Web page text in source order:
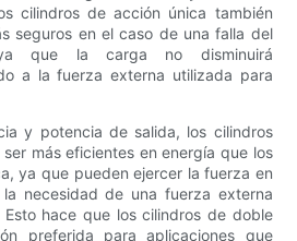
cilindros de acción única también
seguros en el caso de una falla del
que la carga no disminuirá
a la fuerza externa utilizada para
y potencia de salida, los cilindros
más eficientes en energía que los
ya que pueden ejercer la fuerza en
necesidad de una fuerza externa
hace que los cilindros de doble
preferida para aplicaciones que